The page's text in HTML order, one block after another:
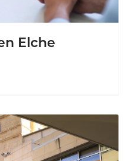
Elche